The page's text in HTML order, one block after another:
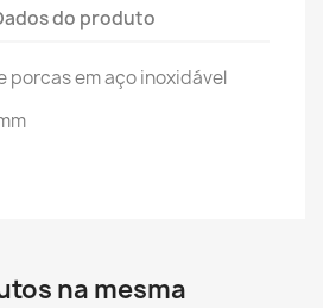
do produto
porcas em aço inoxidável
na mesma